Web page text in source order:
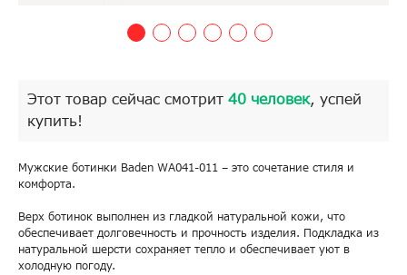
Этот товар сейчас смотрит 40 человек, успей
купить!
Мужские ботинки Baden WA041-011 – это сочетание стиля и
комфорта.
Верх ботинок выполнен из гладкой натуральной кожи, что
обеспечивает долговечность и прочность изделия. Подкладка из
натуральной шерсти сохраняет тепло и обеспечивает уют в
холодную погоду.